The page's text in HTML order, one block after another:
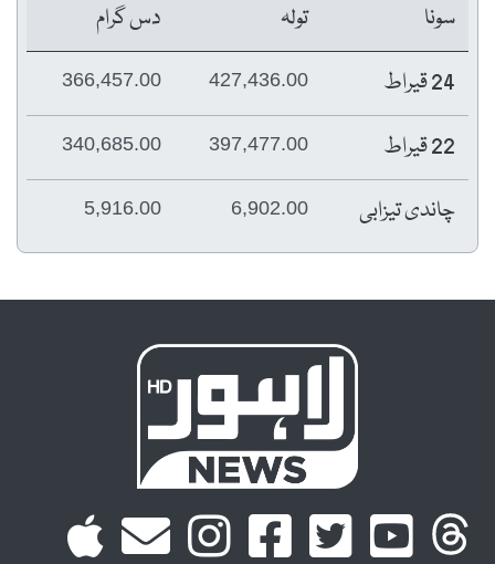
سونا
تولہ
دس گرام
24 قیراط
427,436.00
366,457.00
22 قیراط 397,477.00
340,685.00
چاندی تیزابی 6,902.00
5,916.00